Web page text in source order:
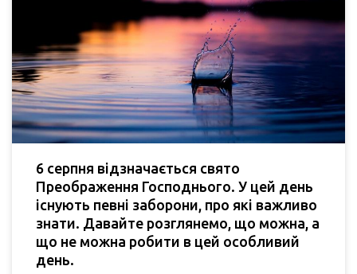
6 серпня відзначається свято
Преображення Господнього. У цей день
існують певні заборони, про які важливо
знати. Давайте розглянемо, що можна, а
що не можна робити в цей особливий
день.